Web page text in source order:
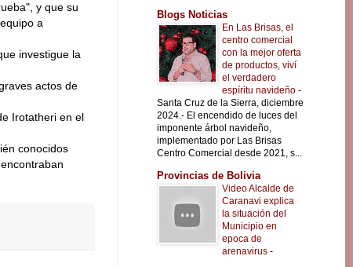
y que su
a
investigue la
actos de
Irotatheri en el
conocidos
Blogs Noticias
En Las Brisas, el
centro comercial
con la mejor oferta
de productos, viví
el verdadero
espíritu navideño -
Santa Cruz de la Sierra, diciembre
2024.- El encendido de luces del
imponente árbol navideño,
implementado por Las Brisas
Centro Comercial desde 2021, s...
Provincias de Bolivia
Video Alcalde de
Caranavi explica
la situación del
Municipio en
epoca de
arenavirus -